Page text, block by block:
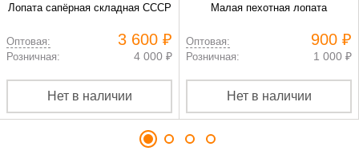
Лопата сапёрная складная СССР
Оптовая: 3 600 ₽
Розничная: 4 000 ₽
Нет в наличии
Малая пехотная лопата
Оптовая: 900 ₽
Розничная: 1 000 ₽
Нет в наличии